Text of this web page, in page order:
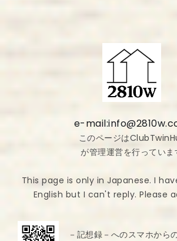
e-
このページは
が管理運営を行っていま
This page is only in Japanese. I
English but I can't reply. Please
－記想録－へのスマホから